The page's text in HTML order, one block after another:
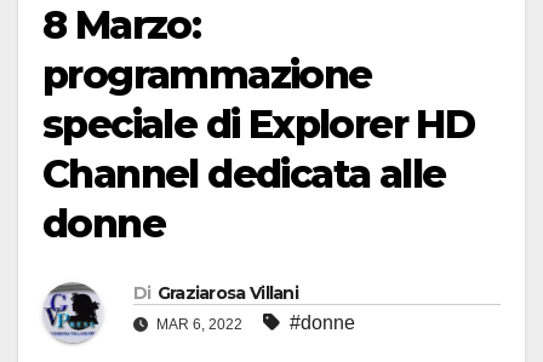
8 Marzo:
programmazione
speciale di Explorer HD
Channel dedicata alle
donne
Di Graziarosa Villani
MAR 6, 2022 #donne